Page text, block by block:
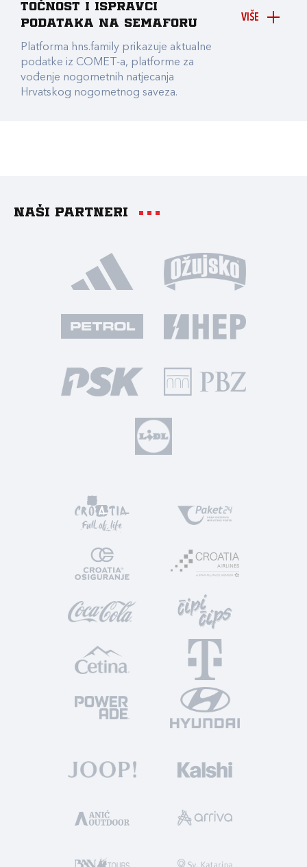
VIŠE
točnost i ispravci
podataka na Semaforu
Platforma hns.family prikazuje aktualne
podatke iz COMET-a, platforme za
vođenje nogometnih natjecanja
Hrvatskog nogometnog saveza.
Naši partneri